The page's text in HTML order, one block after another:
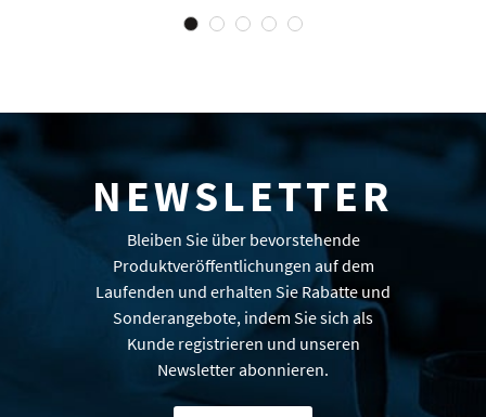
NEWSLETTER
Bleiben Sie über bevorstehende
Produktveröffentlichungen auf dem
Laufenden und erhalten Sie Rabatte und
Sonderangebote, indem Sie sich als
Kunde registrieren und unseren
Newsletter abonnieren.